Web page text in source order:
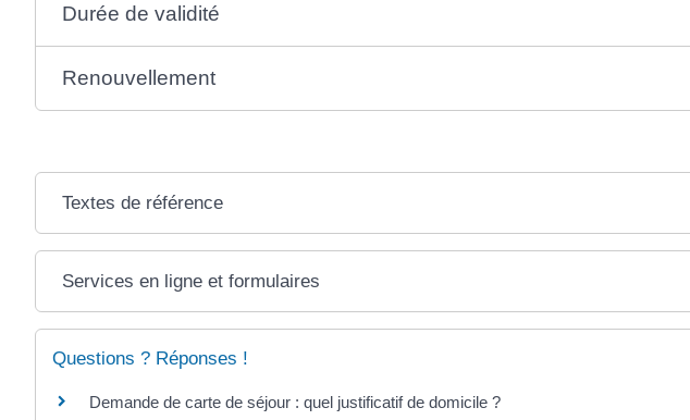
Durée de validité
Renouvellement
Textes de référence
Services en ligne et formulaires
Questions ? Réponses !
Demande de carte de séjour : quel justificatif de domicile ?